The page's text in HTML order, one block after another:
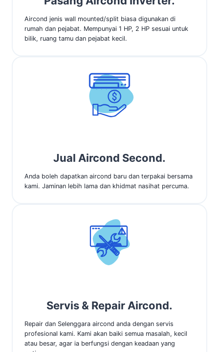
Aircond jenis wall mounted/split biasa digunakan di
rumah dan pejabat. Mempunyai 1 HP, 2 HP sesuai untuk
bilik, ruang tamu dan pejabat kecil.
Jual Aircond Second.
Anda boleh dapatkan aircond baru dan terpakai bersama
kami. Jaminan lebih lama dan khidmat nasihat percuma.
Servis & Repair Aircond.
Repair dan Selenggara aircond anda dengan servis
profesional kami. Kami akan baiki semua masalah, kecil
atau besar, agar ia berfungsi dengan keadaan yang